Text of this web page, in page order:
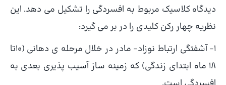
دیدگاه کلاسیک مربوط به افسردگی را تشکیل می دهد. این
نظریه چهار رکن کلیدی را در بر می گیرد:
1- آشفتگی ارتباط نوزاد- مادر در خلال مرحله ی دهانی (10تا
18 ماه ابتدای زندگی) که زمینه ساز آسیب پذیری بعدی به